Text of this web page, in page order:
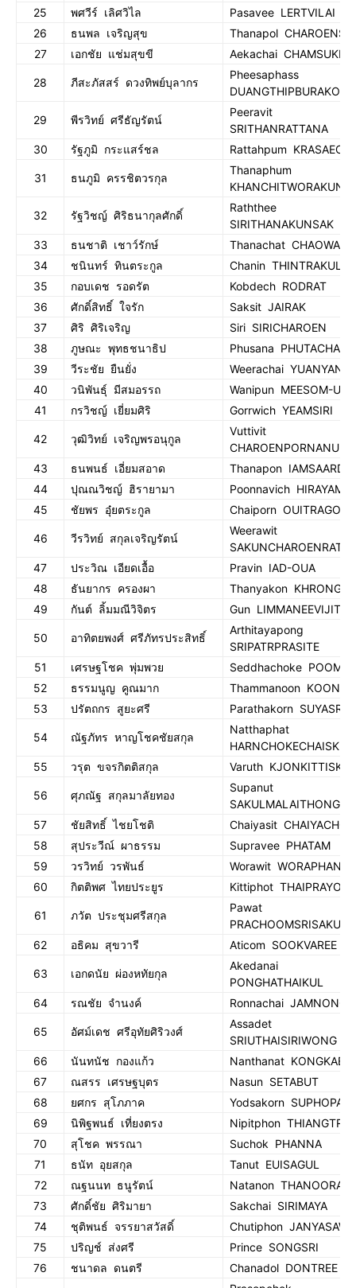
25
พศวีร์ เลิศวิไล
Pasavee LERTVILAI
26
ธนพล เจริญสุข
Thanapol
27
เอกชัย แช่มสุขขี Aekachai
28 ภีสะภัสสร์ ดวงทิพย์บุลากร
Pheesaphass
DUANGTHIPBURAKORN
29 พีรวิทย์ ศรีธัญรัตน์
Peeravit
SRITHANRATTANA
30
รัฐภูมิ กระแสร์ชล Rattahpum
31 ธนภูมิ ครรชิตวรกุล
Thanaphum
KHANCHITWORAKUN
32 รัฐวิชญ์ ศิริธนากุลศักดิ์
Raththee
SIRITHANAKUNSAK
33
ธนชาติ เชาว์รักษ์
Thanachat
34
ชนินทร์ ทินตระกูล
Chanin THINTRAKUL
35
กอบเดช รอดรัต
Kobdech RODRAT
36
ศักดิ์สิทธิ์ ใจรัก
Saksit JAIRAK
37
ศิริ ศิริเจริญ
Siri SIRICHAROEN
38
ภูษณะ พุทธชนาธิป
Phusana
39
วีระชัย ยืนยั่ง
Weerachai YUANYANG
40
วนิพันธุ์ มีสมอรรถ
Wanipun MEESOM-US
41
กรวิชญ์ เยี่ยมศิริ Gorrwich YEAMSIRI
42 วุฒิวิทย์ เจริญพรอนุกูล
Vuttivit
43
ธนพนธ์ เอี่ยมสอาด
Thanapon IAMSAARD
44
ปุณณวิชญ์ ฮิรายามา
Poonnavich HIRAYAMA
45
ชัยพร อุ๋ยตระกูล Chaiporn OUITRAGOOL
46 วีรวิทย์ สกุลเจริญรัตน์
Weerawit
SAKUNCHAROENRAT
47
ประวิณ เอียดเอื้อ
Pravin IAD-OUA
48
ธันยากร ครองผา
Thanyakon
49
กันต์ ลิ้มมณีวิจิตร Gun LIMMANEEVIJIT
50 อาทิตยพงศ์ ศรีภัทรประสิทธิ์
Arthitayapong
SRIPATRPRASITE
51
เศรษฐโชค พุ่มพวย
Seddhachoke
52
ธรรมนูญ คูณมาก
Thammanoon
53
ปรัตถกร สูยะศรี Parathakorn SUYASRI
54 ณัฐภัทร หาญโชคชัยสกุล
Natthaphat
HARNCHOKECHAISKUL
55
วรุต ขจรกิตติสกุล Varuth KJONKITTISKUL
56 ศุภณัฐ สกุลมาลัยทอง
Supanut
SAKULMALAITHONG
57
ชัยสิทธิ์ ไชยโชติ
Chaiyasit CHAIYACHOT
58
สุประวีณ์ ผาธรรม
Supravee PHATAM
59
วรวิทย์ วรพันธ์
Worawit WORAPHAN
60
กิตติพศ ไทยประยูร Kittiphot
61 ภวัต ประชุมศรีสกุล
Pawat
PRACHOOMSRISAKUL
62
อธิคม สุขวารี Aticom SOOKVAREE
63 เอกดนัย ผ่องหทัยกุล
Akedanai
PONGHATHAIKUL
64
รณชัย จำนงค์ Ronnachai JAMNONG
65 อัศม์เดช ศรีอุทัยศิริวงศ์
Assadet
SRIUTHAISIRIWONG
66
นันทนัช กองแก้ว
Nanthanat KONGKAEW
67
ณสรร เศรษฐบุตร
Nasun SETABUT
68
ยศกร สุโภภาค
Yodsakorn SUPHOPAK
69
นิพิฐพนธ์ เที่ยงตรง
Nipitphon
70
สุโชค พรรณา
Suchok PHANNA
71
ธนัท อุยสกุล
Tanut EUISAGUL
72
ณฐนนท ธนูรัตน์
Natanon THANOORAT
73
ศักดิ์ชัย ศิริมายา
Sakchai SIRIMAYA
74
ชุติพนธ์ จรรยาสวัสดิ์
Chutiphon
75
ปริญช์ ส่งศรี
Prince SONGSRI
76
ชนาดล ดนตรี
Chanadol DONTREE